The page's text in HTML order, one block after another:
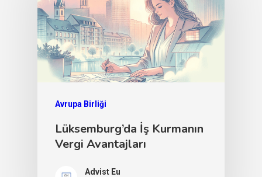
Avrupa Birliği
Lüksemburg’da İş Kurmanın
Vergi Avantajları
Advist Eu